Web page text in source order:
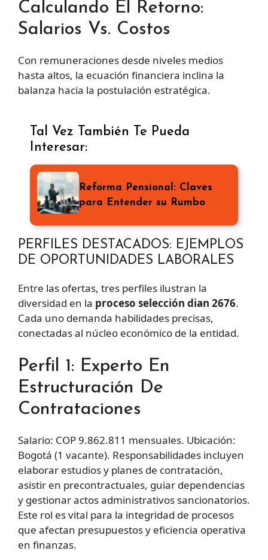
Calculando El Retorno:
Salarios Vs. Costos
Con remuneraciones desde niveles medios
hasta altos, la ecuación financiera inclina la
balanza hacia la postulación estratégica.
Tal Vez También Te Pueda
Interesar:
Reforma Pensional: Claves
para Entender su Rumbo
PERFILES DESTACADOS: EJEMPLOS
DE OPORTUNIDADES LABORALES
Entre las ofertas, tres perfiles ilustran la
diversidad en la proceso selección dian 2676.
Cada uno demanda habilidades precisas,
conectadas al núcleo económico de la entidad.
Perfil 1: Experto En
Estructuración De
Contrataciones
Salario: COP 9.862.811 mensuales. Ubicación:
Bogotá (1 vacante). Responsabilidades incluyen
elaborar estudios y planes de contratación,
asistir en precontractuales, guiar dependencias
y gestionar actos administrativos sancionatorios.
Este rol es vital para la integridad de procesos
que afectan presupuestos y eficiencia operativa
en finanzas.